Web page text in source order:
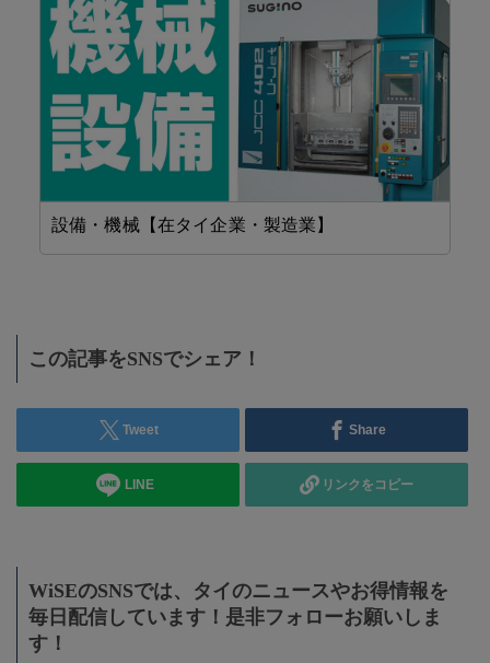
設備・機械【在タイ企業・製造業】
この記事をSNSでシェア！
Tweet Share
LINE リンクをコピー
WiSEのSNSでは、タイのニュースやお得情報を
毎日配信しています！是非フォローお願いしま
す！